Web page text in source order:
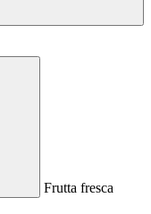
Frutta fresca